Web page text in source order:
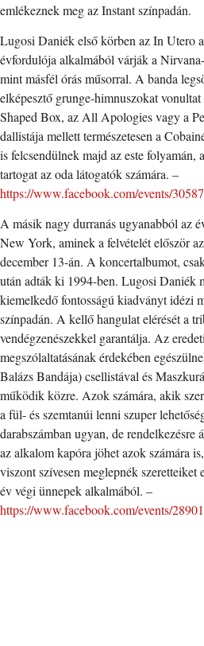
emlékeznek meg az Instant színpadán.
Lugosi Daniék első körben az In Utero
évfordulója alkalmából várják a
mint másfél órás műsorral. A banda
elképesztő grunge-himnuszokat
Shaped Box, az All Apologies vagy a
dallistája mellett természetesen a
is felcsendülnek majd az este folyamán,
tartogat az oda látogatók számára. –
https://www.facebook.com/events/
A másik nagy durranás ugyanabból az
New York, aminek a felvételét először
december 13-án. A koncertalbumot,
után adták ki 1994-ben. Lugosi Daniék
kiemelkedő fontosságú kiadványt idézi
színpadán. A kellő hangulat elérését a
vendégzenészekkel garantálja. Az
megszólaltatásának érdekében
Balázs Bandája) csellistával és
működik közre. Azok számára, akik
a fül- és szemtanúi lenni szuper
darabszámban ugyan, de
az alkalom kapóra jöhet azok számára
viszont szívesen meglepnék
év végi ünnepek alkalmából. –
https://www.facebook.com/events/